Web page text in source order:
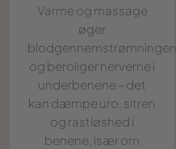
Varme og massage
øger
blodgennemstrømningen
og beroliger nerverne i
underbenene – det
kan dæmpe uro, sitren
og rastløshed i
benene, især om